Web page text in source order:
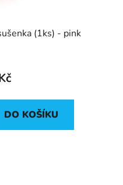
(1ks) - pink
DO KOŠÍKU